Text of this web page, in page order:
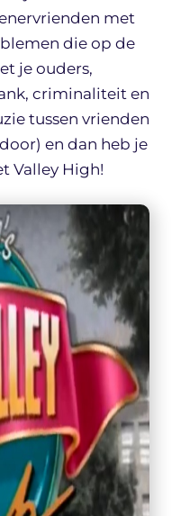
met
die op de
je ouders,
criminaliteit en
tussen vrienden
en dan heb je
Valley High!